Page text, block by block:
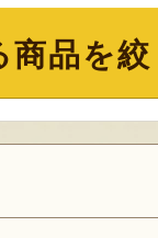
商品を